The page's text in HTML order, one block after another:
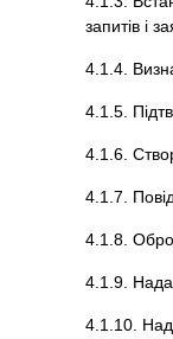
запитів і
4.1.4.
4.1.5.
4.1.6.
4.1.7.
4.1.8.
4.1.9.
4.1.10.